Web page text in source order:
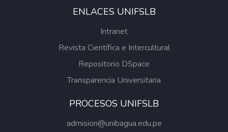
ENLACES UNIFSLB
Intranet
Revista Científica e Intercultural
Repositorio DSpace
Transparencia Universitaria
PROCESOS UNIFSLB
admision@unibagua.edu.pe